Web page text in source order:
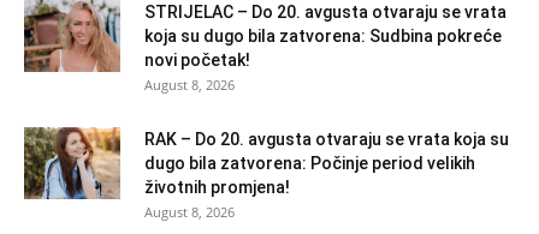
STRIJELAC – Do 20. avgusta otvaraju se vrata
koja su dugo bila zatvorena: Sudbina pokreće
novi početak!
August 8, 2026
RAK – Do 20. avgusta otvaraju se vrata koja su
dugo bila zatvorena: Počinje period velikih
životnih promjena!
August 8, 2026